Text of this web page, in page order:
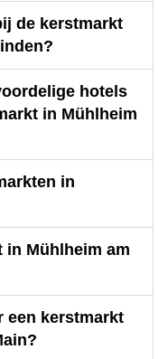
de kerstmarkt
hotels
in Mühlheim
in
in Mühlheim am
een kerstmarkt